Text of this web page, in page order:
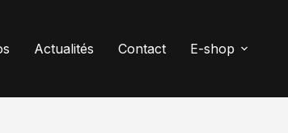
Actualités Contact E-shop